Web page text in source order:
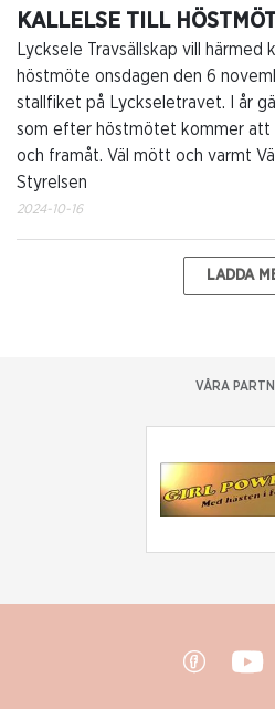
KALLELSE TILL
Lycksele Travsällskap vill härmed
höstmöte onsdagen den 6
stallfiket på Lyckseletravet. I år
som efter höstmötet kommer att
och framåt. Väl mött och varmt
Styrelsen
2024-10-16
LADDA
VÅRA